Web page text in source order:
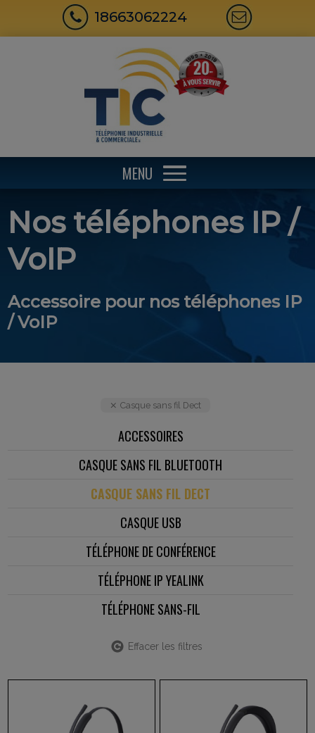
18663062224
MENU
Nos téléphones IP /
VoIP
Accessoire pour nos téléphones IP
/ VoIP
Casque sans fil Dect
ACCESSOIRES
CASQUE SANS FIL BLUETOOTH
CASQUE SANS FIL DECT
CASQUE USB
TÉLÉPHONE DE CONFÉRENCE
TÉLÉPHONE IP YEALINK
TÉLÉPHONE SANS-FIL
Effacer les filtres